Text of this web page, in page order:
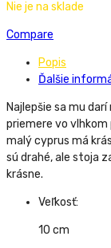
Nie je na sklade
Compare
Popis
Ďalšie
Najlepšie sa mu
priemere vo
malý cyprus má
sú drahé, ale stoja
krásne.
Veľkosť:
10 cm